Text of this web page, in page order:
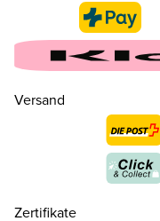
35 ( 2½ ) CHF 130.00
CHF 130.00
Versand
Zertifikate